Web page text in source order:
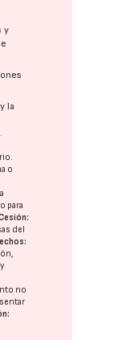
y
y la
o
para
del
no